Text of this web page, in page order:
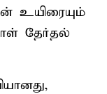
உயிரையும்
தேர்தல்